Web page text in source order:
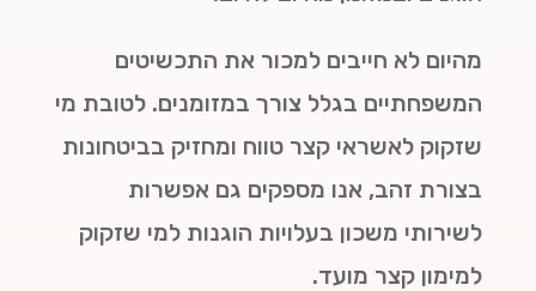
מהיום לא חייבים למכור את התכשיטים
המשפחתיים בגלל צורך במזומנים. לטובת מי
שזקוק לאשראי קצר טווח ומחזיק בביטחונות
בצורת זהב, אנו מספקים גם אפשרות
לשירותי משכון בעלויות הוגנות למי שזקוק
למימון קצר מועד.